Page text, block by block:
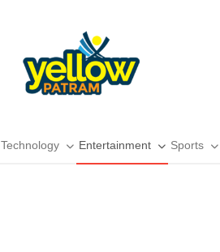
Technology Entertainment Sports